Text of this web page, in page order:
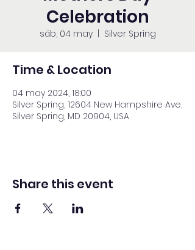
Celebration
sáb, 04 may
  |
Silver Spring
Time & Location
04 may 2024, 18:00
Silver Spring, 12604 New Hampshire Ave,
Silver Spring, MD 20904, USA
Share this event